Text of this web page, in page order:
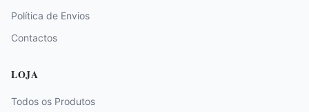
Política de Envios
Contactos
LOJA
Todos os Produtos